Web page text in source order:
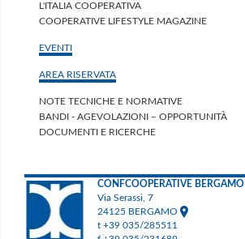
L'ITALIA COOPERATIVA
COOPERATIVE LIFESTYLE MAGAZINE
EVENTI
AREA RISERVATA
NOTE TECNICHE E NORMATIVE
BANDI - AGEVOLAZIONI – OPPORTUNITÀ
DOCUMENTI E RICERCHE
CONFCOOPERATIVE BERGAMO
Via Serassi, 7
24125 BERGAMO
t +39 035/285511